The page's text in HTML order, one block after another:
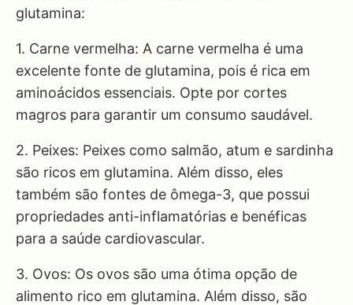
glutamina:
1. Carne vermelha: A carne vermelha é uma
excelente fonte de glutamina, pois é rica em
aminoácidos essenciais. Opte por cortes
magros para garantir um consumo saudável.
2. Peixes: Peixes como salmão, atum e sardinha
são ricos em glutamina. Além disso, eles
também são fontes de ômega-3, que possui
propriedades anti-inflamatórias e benéficas
para a saúde cardiovascular.
3. Ovos: Os ovos são uma ótima opção de
alimento rico em glutamina. Além disso, são